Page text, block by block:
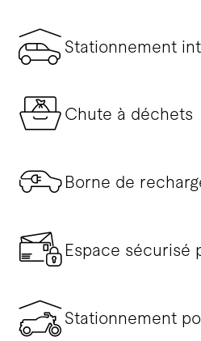
Stationnement
Chute à déchets
Borne de
Espace sécurisé
Stationnement